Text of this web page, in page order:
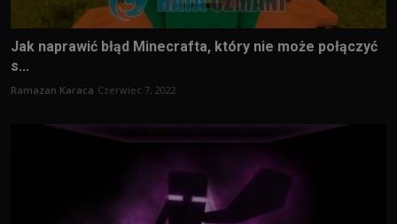
Jak naprawić błąd Minecrafta, który nie może połączyć
s...
Ramazan Karaca Czerwiec 7, 2022